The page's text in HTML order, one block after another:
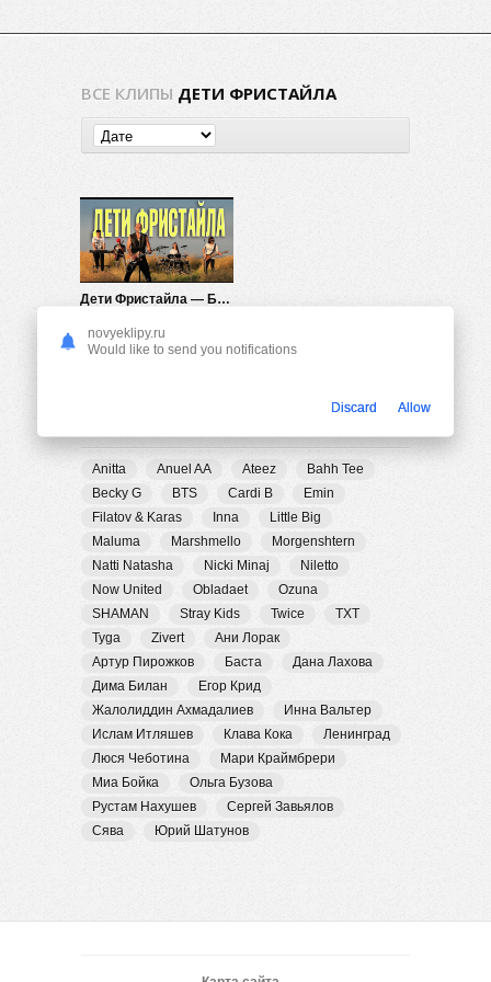
ВСЕ КЛИПЫ ДЕТИ ФРИСТАЙЛА
Дети Фристайла — Будет больно
Anitta Anuel AA Ateez
Bahh Tee
Becky G
BTS Cardi B
Emin
Filatov & Karas
Inna
Little Big
Maluma
Marshmello
Morgenshtern
Natti Natasha
Nicki Minaj
Niletto
Now United
Obladaet
Ozuna
SHAMAN
Stray Kids Twice
TXT
Tyga
Zivert
Ани Лорак
Артур Пирожков
Баста
Дана Лахова
Дима Билан
Егор Крид
Жалолиддин Ахмадалиев
Инна Вальтер
Ислам Итляшев
Клава Кока
Ленинград
Люся Чеботина
Мари Краймбрери
Миа Бойка
Ольга Бузова
Рустам Нахушев
Сергей Завьялов
Сява
Юрий Шатунов
novyeklipy.ru
Would like to send you notifications
Discard Allow